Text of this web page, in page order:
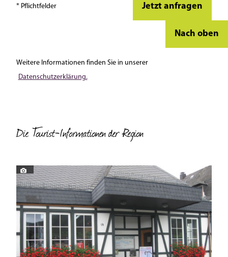
* Pflichtfelder
Nach oben
Weitere Informationen finden Sie in unserer
Datenschutzerklärung.
Die Tourist-Informationen der Region